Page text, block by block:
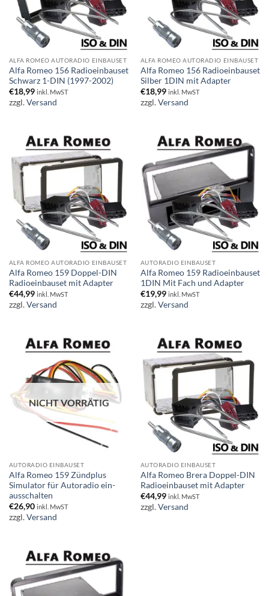
ALFA ROMEO AUTORADIO EINBAUSET
Alfa Romeo 156 Radioeinbauset
Schwarz 1-DIN (1997-2002)
€18,99 inkl. MwST
zzgl.Versand
ALFA ROMEO AUTORADIO EINBAUSET
Alfa Romeo 156 Radioeinbauset
Silber 1DIN mit Adapter
€18,99 inkl. MwST
zzgl.Versand
ALFA ROMEO AUTORADIO EINBAUSET
Alfa Romeo 159 Doppel-DIN
Radioeinbauset mit Adapter
€44,99 inkl. MwST
zzgl.Versand
AUTORADIO EINBAUSET
Alfa Romeo 159 Radioeinbauset
1DIN Mit Fach und Adapter
€19,99 inkl. MwST
zzgl.Versand
NICHT VORRÄTIG
AUTORADIO EINBAUSET
Alfa Romeo 159 Zündplus
Simulator für Autoradio ein-
ausschalten
€26,90 inkl. MwST
zzgl.Versand
AUTORADIO EINBAUSET
Alfa Romeo Brera Doppel-DIN
Radioeinbauset mit Adapter
€44,99 inkl. MwST
zzgl.Versand